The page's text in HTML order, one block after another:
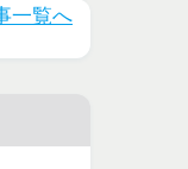
を徹底
一覧へ